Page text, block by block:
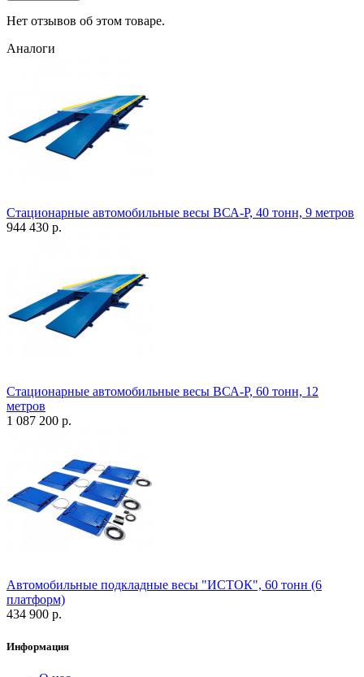
Нет отзывов об этом товаре.
Аналоги
Стационарные автомобильные весы ВСА-Р, 40 тонн, 9 метров
944 430 р.
Стационарные автомобильные весы ВСА-Р, 60 тонн, 12
метров
1 087 200 р.
Автомобильные подкладные весы "ИСТОК", 60 тонн (6
платформ)
434 900 р.
Информация